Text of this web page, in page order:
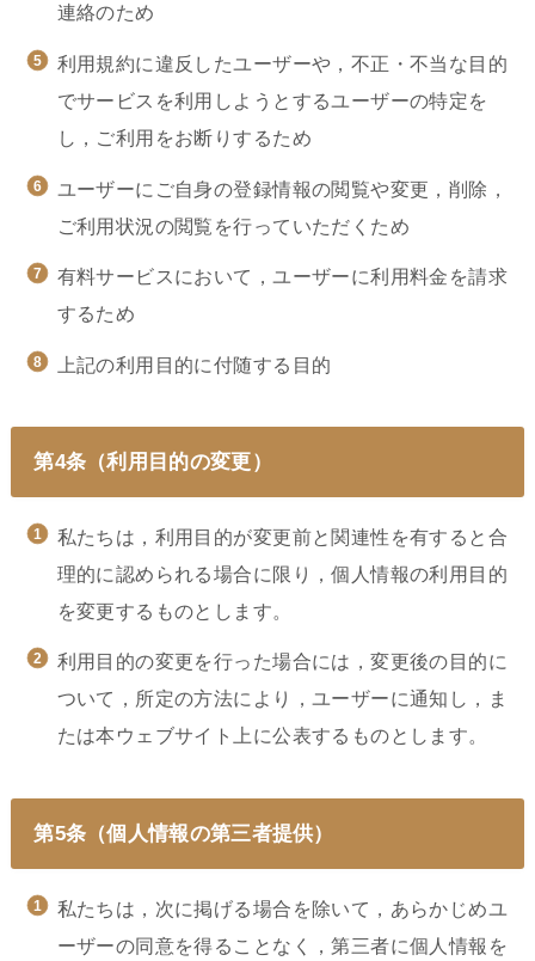
連絡のため
利用規約に違反したユーザーや，不正・不当な目的
でサービスを利用しようとするユーザーの特定を
し，ご利用をお断りするため
ユーザーにご自身の登録情報の閲覧や変更，削除，
ご利用状況の閲覧を行っていただくため
有料サービスにおいて，ユーザーに利用料金を請求
するため
上記の利用目的に付随する目的
第4条（利用目的の変更）
私たちは，利用目的が変更前と関連性を有すると合
理的に認められる場合に限り，個人情報の利用目的
を変更するものとします。
利用目的の変更を行った場合には，変更後の目的に
ついて，所定の方法により，ユーザーに通知し，ま
たは本ウェブサイト上に公表するものとします。
第5条（個人情報の第三者提供）
私たちは，次に掲げる場合を除いて，あらかじめユ
ーザーの同意を得ることなく，第三者に個人情報を